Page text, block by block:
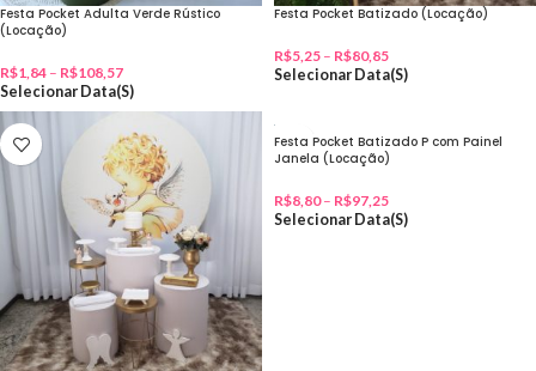
Festa Pocket Adulta Verde Rústico
(Locação)
R$1,84 – R$108,57
Selecionar Data(s)
Festa Pocket Batizado (Locação)
R$5,25 – R$80,85
Selecionar Data(s)
Festa Pocket Batizado P com Painel
Janela (Locação)
R$8,80– R$97,25
Selecionar Data(s)